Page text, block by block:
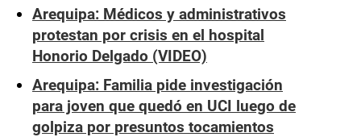
Arequipa: Médicos y administrativos
protestan por crisis en el hospital
Honorio Delgado (VIDEO)
Arequipa: Familia pide investigación
para joven que quedó en UCI luego de
golpiza por presuntos tocamientos